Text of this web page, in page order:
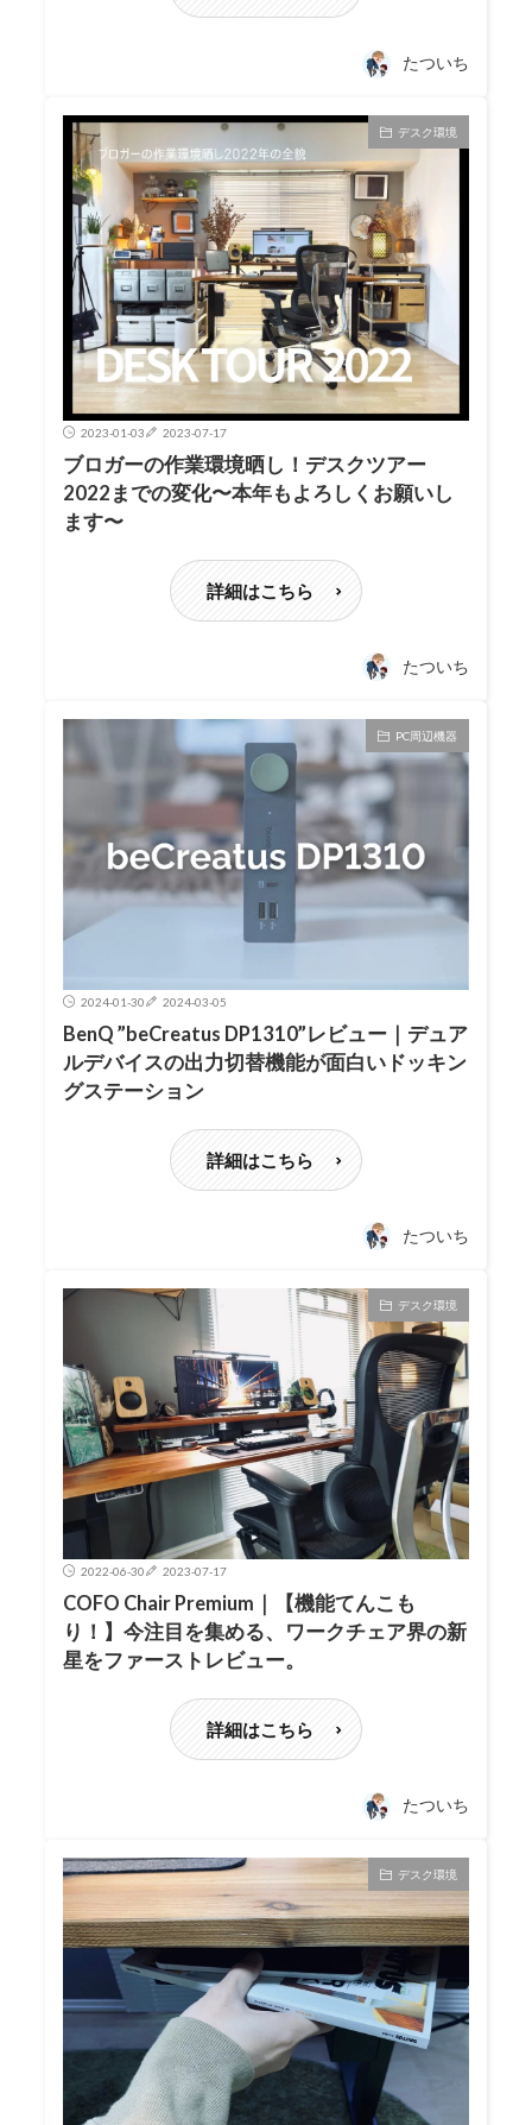
たついち
デスク環境
2023-01-03 2023-07-17
ブロガーの作業環境晒し！デスクツアー
2022までの変化〜本年もよろしくお願いし
ます〜
詳細はこちら
たついち
PC周辺機器
2024-01-30 2024-03-05
BenQ ”beCreatus DP1310”レビュー｜デュア
ルデバイスの出力切替機能が面白いドッキン
グステーション
詳細はこちら
たついち
デスク環境
2022-06-30 2023-07-17
COFO Chair Premium｜【機能てんこも
り！】今注目を集める、ワークチェア界の新
星をファーストレビュー。
詳細はこちら
たついち
デスク環境